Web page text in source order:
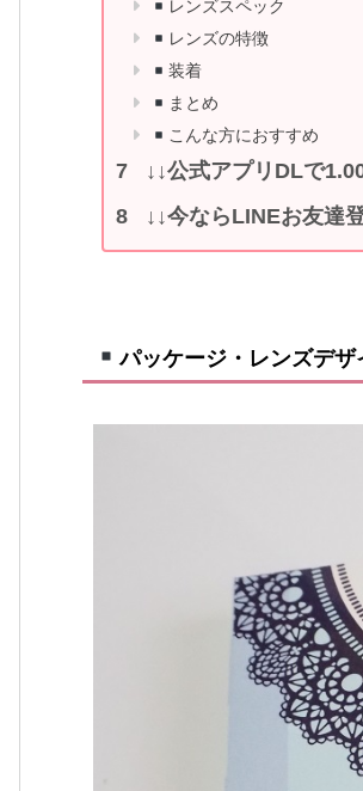
レンズスペック
レンズの特徴
装着
まとめ
こんな方におすすめ
↓↓公式アプリDLで
↓↓今ならLINEお友達
パッケージ・レンズデザ